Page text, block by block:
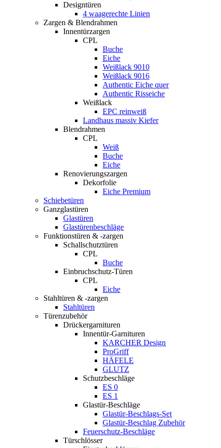
Designtüren
4 waagerechte Linien
Zargen & Blendrahmen
Innentürzargen
CPL
Buche
Eiche
Weißlack 9010
Weißlack 9016
Authentic Eiche quer
Authentic Risseiche
Weißlack
EPC reinweiß
Landhaus massiv Kiefer
Blendrahmen
CPL
Weiß
Buche
Eiche
Renovierungszargen
Dekorfolie
Eiche Premium
Schiebetüren
Ganzglastüren
Glastüren
Glastürenbeschläge
Funktionstüren & -zargen
Schallschutztüren
CPL
Buche
Einbruchschutz-Türen
CPL
Eiche
Stahltüren & -zargen
Stahltüren
Türenzubehör
Drückergarnituren
Innentür-Garnituren
KARCHER Design
ProGriff
HÄFELE
GLUTZ
Schutzbeschläge
ES 0
ES 1
Glastür-Beschläge
Glastür-Beschlags-Set
Glastür-Beschlag Zubehör
Feuerschutz-Beschläge
Türschlösser